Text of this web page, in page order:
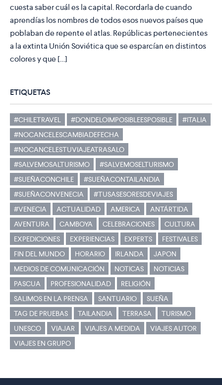
cuesta saber cuál es la capital. Recordarla de cuando
aprendías los nombres de todos esos nuevos países que
poblaban de repente el atlas. Repúblicas pertenecientes
a la extinta Unión Soviética que se esparcían en distintos
colores y que […]
ETIQUETAS
#CHILETRAVEL #DONDELOIMPOSIBLEESPOSIBLE
#ITALIA
#NOCANCELESCAMBIADEFECHA
#NOCANCELESTUVIAJEATRASALO
#SALVEMOSALTURISMO
#SALVEMOSELTURISMO
#SUEÑACONCHILE
#SUEÑACONTAILANDIA
#SUEÑACONVENECIA
#TUSASESORESDEVIAJES
#VENECIA
ACTUALIDAD AMERICA
ANTÁRTIDA
AVENTURA
CAMBOYA CELEBRACIONES
CULTURA
EXPEDICIONES
EXPERIENCIAS EXPERTS
FESTIVALES
FIN DEL MUNDO
HORARIO IRLANDA
JAPON
MEDIOS DE COMUNICACIÓN
NOTICAS
NOTICIAS
PASCUA
PROFESIONALIDAD
RELIGIÓN
SALIMOS EN LA PRENSA
SANTUARIO
SUEÑA
TAG DE PRUEBAS
TAILANDIA TERRASA
TURISMO
UNESCO
VIAJAR VIAJES A MEDIDA
VIAJES AUTOR
VIAJES EN GRUPO